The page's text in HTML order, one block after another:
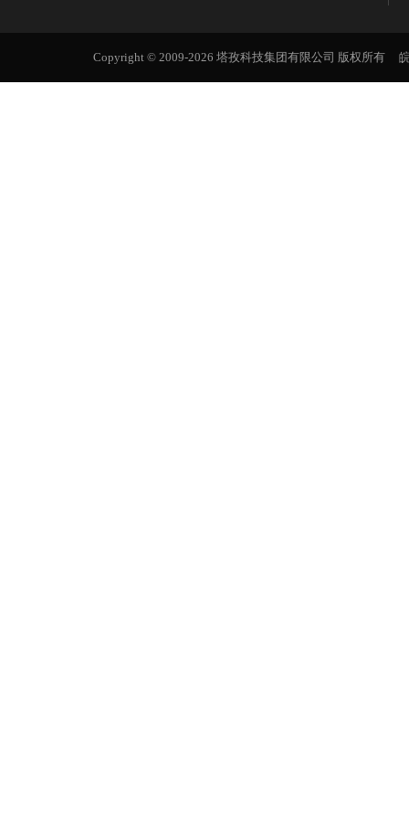
Copyright © 2009-2026 塔孜科技集团有限公司 版权所有